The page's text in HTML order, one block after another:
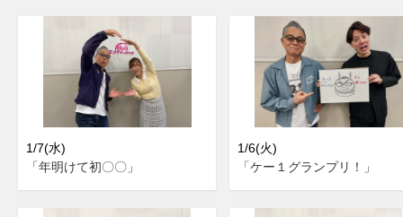
1/7(水)
「年明けて初〇〇」
1/6(火)
「ケー１グランプリ！」